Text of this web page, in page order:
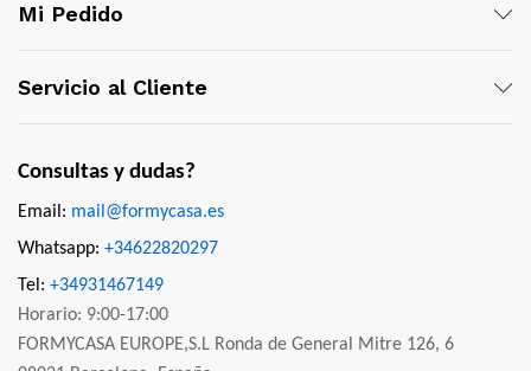
Mi Pedido
Servicio al Cliente
Consultas y dudas?
Email: mail@formycasa.es
Whatsapp: +34622820297
Tel: +34931467149
Horario: 9:00-17:00
FORMYCASA EUROPE,S.L Ronda de General Mitre 126, 6